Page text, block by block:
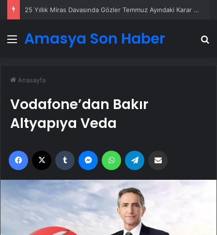
25 Yıllık Miras Davasında Gözler Temmuz Ayındaki Karar Duruşmasına Çevrildi
Menü
Amasya Son Haber
Anasayfa
Vodafone’dan Bakır
Altyapıya Veda
Facebook Tumblr MessengerWhatsApp